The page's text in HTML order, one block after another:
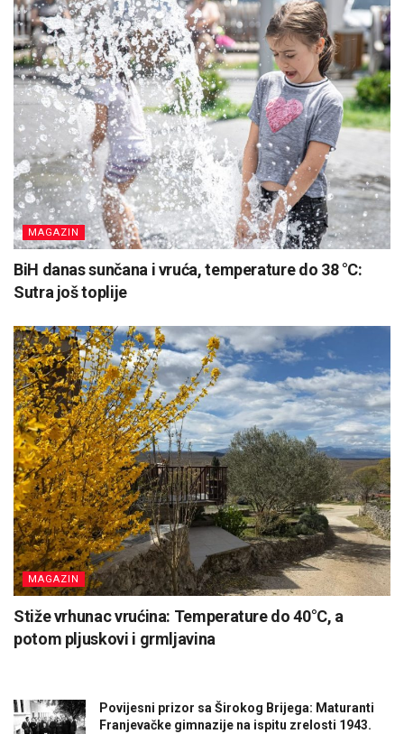
MAGAZIN
BiH danas sunčana i vruća, temperature do 38 °C:
Sutra još toplije
MAGAZIN
Stiže vrhunac vrućina: Temperature do 40°C, a
potom pljuskovi i grmljavina
Povijesni prizor sa Širokog Brijega: Maturanti
Franjevačke gimnazije na ispitu zrelosti 1943.